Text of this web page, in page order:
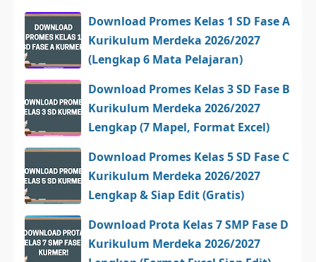
Download Promes Kelas 1 SD Fase A
Kurikulum Merdeka 2026/2027
(Lengkap 6 Mata Pelajaran)
Download Promes Kelas 3 SD Fase B
Kurikulum Merdeka 2026/2027
Lengkap (7 Mapel, Format Excel)
Download Promes Kelas 5 SD Fase C
Kurikulum Merdeka 2026/2027
Lengkap & Siap Edit (Gratis)
Download Prota Kelas 7 SMP Fase D
Kurikulum Merdeka 2026/2027